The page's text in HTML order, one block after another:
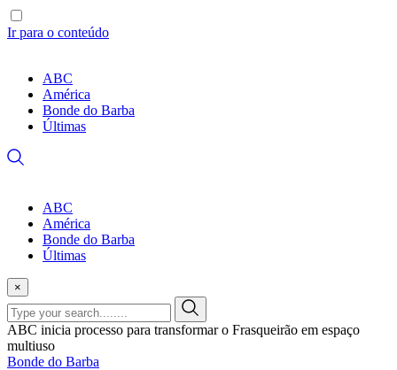
Ir para o conteúdo
ABC
América
Bonde do Barba
Últimas
ABC
América
Bonde do Barba
Últimas
×
ABC inicia processo para transformar o Frasqueirão em espaço
multiuso
Bonde do Barba